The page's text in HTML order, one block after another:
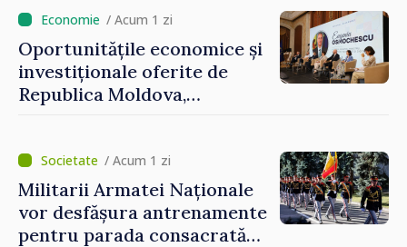
/ Acum 1 zi
Oportunitățile economice și
investiționale oferite de
Republica Moldova,
Forumul Diasporei
/ Acum 1 zi
Militarii Armatei Naționale
vor desfășura antrenamente
pentru parada consacrată